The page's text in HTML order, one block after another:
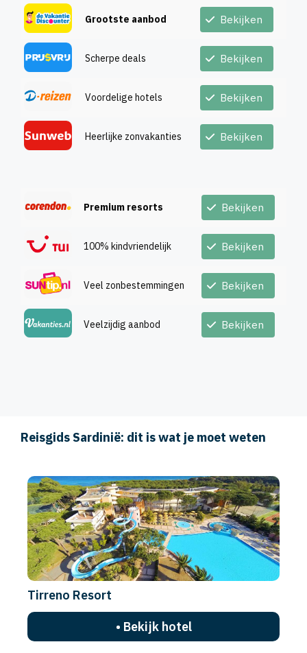
Grootste aanbod Bekijken
Scherpe deals Bekijken
Voordelige hotels Bekijken
Heerlijke zonvakanties Bekijken
Premium resorts Bekijken
100% kindvriendelijk Bekijken
Veel zonbestemmingen Bekijken
Veelzijdig aanbod Bekijken
Reisgids Sardinië: dit is wat je moet weten
Tirreno Resort
• Bekijk hotel